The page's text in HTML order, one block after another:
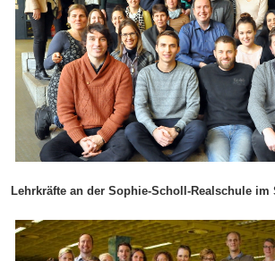
Lehrkräfte an der Sophie-Scholl-Realschule im